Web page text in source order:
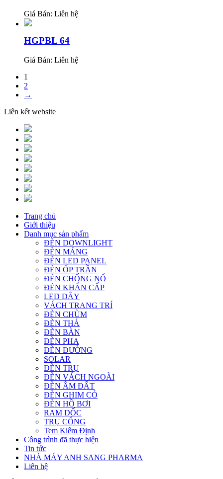
Giá Bán: Liên hệ
HGPBL 64
Giá Bán: Liên hệ
1
2
→
Liên kết website
Trang chủ
Giới thiệu
Danh mục sản phẩm
ĐÈN DOWNLIGHT
ĐÈN MÁNG
ĐÈN LED PANEL
ĐÈN ỐP TRẦN
ĐÈN CHỐNG NỔ
ĐÈN KHẨN CẤP
LED DÂY
VÁCH TRANG TRÍ
ĐÈN CHÙM
ĐÈN THẢ
ĐÈN BÀN
ĐÈN PHA
ĐÈN ĐƯỜNG
SOLAR
ĐÈN TRỤ
ĐÈN VÁCH NGOÀI
ĐÈN ÂM ĐẤT
ĐÈN GHIM CỎ
ĐÈN HỒ BƠI
RAM DỐC
TRỤ CỔNG
Tem Kiểm Định
Công trình đã thực hiện
Tin tức
NHÀ MÁY ANH SANG PHARMA
Liên hệ